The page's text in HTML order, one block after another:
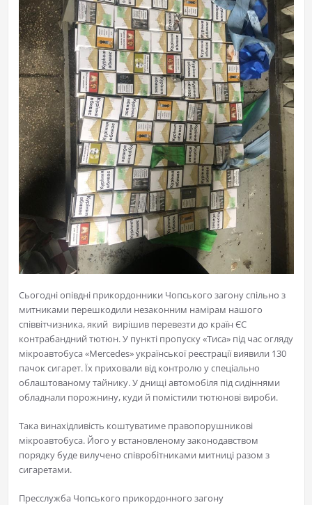
Сьогодні опівдні прикордонники Чопського загону спільно з
митниками перешкодили незаконним намірам нашого
співвітчизника, який вирішив перевезти до країн ЄС
контрабандний тютюн. У пункті пропуску «Тиса» під час огляду
мікроавтобуса «Mercedes» української реєстрації виявили 130
пачок сигарет. Їх приховали від контролю у спеціально
облаштованому тайнику. У днищі автомобіля під сидіннями
обладнали порожнину, куди й помістили тютюнові вироби.
Така винахідливість коштуватиме правопорушникові
мікроавтобуса. Його у встановленому законодавством
порядку буде вилучено співробітниками митниці разом з
сигаретами.
Пресслужба Чопського прикордонного загону